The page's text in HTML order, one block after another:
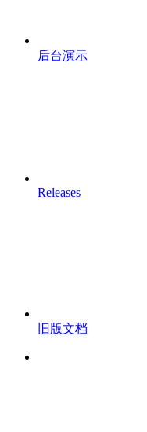
后台演示
Releases
旧版文档